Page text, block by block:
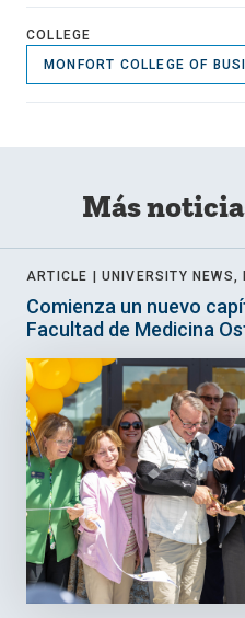
COLLEGE
MONFORT COLLEGE OF
Más
ARTICLE | UNIVERSITY NEWS,
Comienza un nuevo
Facultad de Medicina